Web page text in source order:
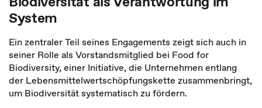
System
Ein zentraler Teil seines Engagements zeigt sich auch in
seiner Rolle als Vorstandsmitglied bei Food for
Biodiversity, einer Initiative, die Unternehmen entlang
der Lebensmittelwertschöpfungskette zusammenbringt,
um Biodiversität systematisch zu fördern.